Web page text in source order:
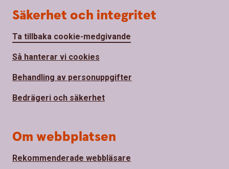
Säkerhet och integritet
Ta tillbaka cookie-medgivande
Så hanterar vi cookies
Behandling av personuppgifter
Bedrägeri och säkerhet
Om webbplatsen
Rekommenderade webbläsare